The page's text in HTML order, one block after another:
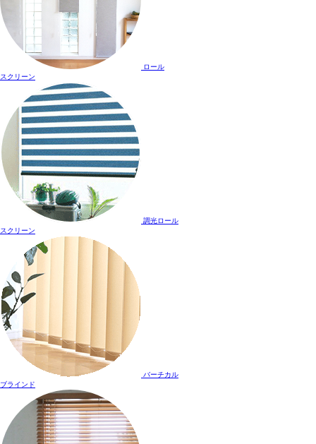
ロール
スクリーン
調光ロール
スクリーン
バーチカル
ブラインド